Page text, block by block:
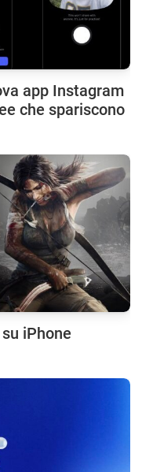
app Instagram
che spariscono
iPhone